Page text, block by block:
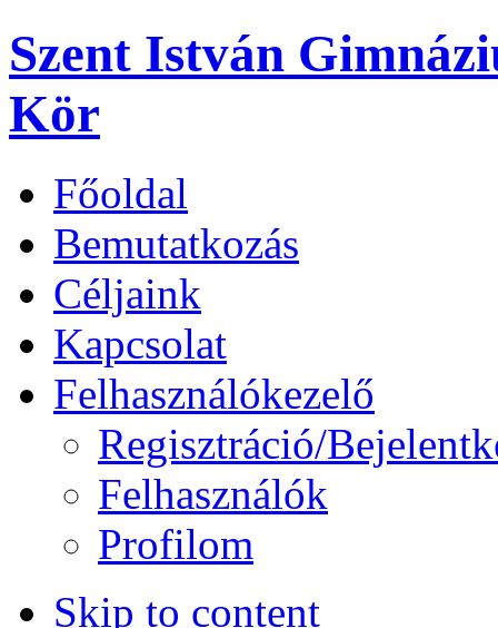
Szent István
Kör
Főoldal
Bemutatkozás
Céljaink
Kapcsolat
Felhasználókezelő
Regisztráció/
Felhasználók
Profilom
Skip to content